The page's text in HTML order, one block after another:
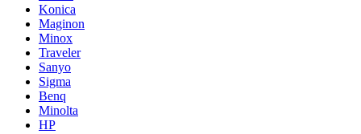
Konica
Maginon
Minox
Traveler
Sanyo
Sigma
Benq
Minolta
HP